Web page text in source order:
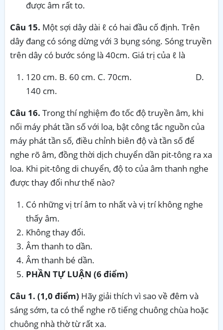
được âm rất to.
Câu 15. Một sợi dây dài ℓ có hai đầu cố định. Trên
dây đang có sóng dừng với 3 bụng sóng. Sóng truyền
trên dây có bước sóng là 40cm. Giá trị của ℓ là
120 cm. B. 60 cm. C. 70cm. D.
140 cm.
Câu 16. Trong thí nghiệm đo tốc độ truyền âm, khi
nối máy phát tần số với loa, bật công tắc nguồn của
máy phát tần số, điều chỉnh biên độ và tần số để
nghe rõ âm, đồng thời dịch chuyển dần pit-tông ra xa
loa. Khi pit-tông di chuyển, độ to của âm thanh nghe
được thay đổi như thế nào?
Có những vị trí âm to nhất và vị trí không nghe
thấy âm.
Không thay đổi.
Âm thanh to dần.
Âm thanh bé dần.
PHẦN TỰ LUẬN (6 điểm)
Câu 1. (1,0 điểm) Hãy giải thích vì sao về đêm và
sáng sớm, ta có thể nghe rõ tiếng chuông chùa hoặc
chuông nhà thờ từ rất xa.